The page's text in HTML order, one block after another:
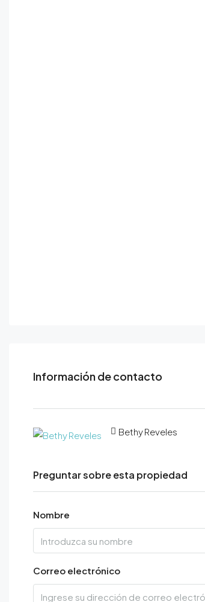
Información de contacto
Bethy Reveles
Preguntar sobre esta propiedad
Nombre
Correo electrónico